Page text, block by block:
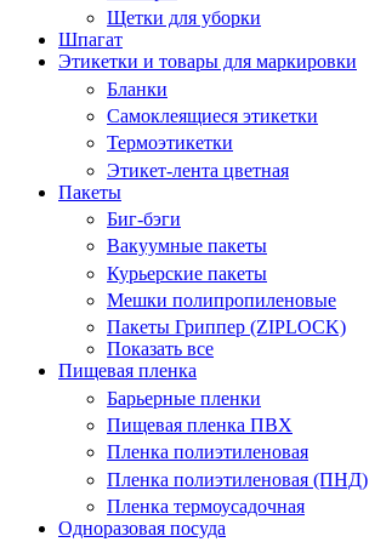
Щетки для уборки
Шпагат
Этикетки и товары для маркировки
Бланки
Самоклеящиеся этикетки
Термоэтикетки
Этикет-лента цветная
Пакеты
Биг-бэги
Вакуумные пакеты
Курьерские пакеты
Мешки полипропиленовые
Пакеты Гриппер (ZIPLOCK)
Показать все
Пищевая пленка
Барьерные пленки
Пищевая пленка ПВХ
Пленка полиэтиленовая
Пленка полиэтиленовая (ПНД)
Пленка термоусадочная
Одноразовая посуда